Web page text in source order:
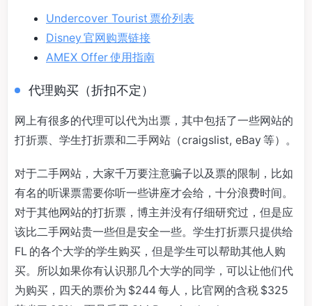
Undercover Tourist 票价列表
Disney 官网购票链接
AMEX Offer 使用指南
代理购买（折扣不定）
网上有很多的代理可以代为出票，其中包括了一些网站的
打折票、学生打折票和二手网站（craigslist, eBay 等）。
对于二手网站，大家千万要注意骗子以及票的限制，比如
有名的听课票需要你听一些讲座才会给，十分浪费时间。
对于其他网站的打折票，博主并没有仔细研究过，但是应
该比二手网站贵一些但是安全一些。学生打折票只提供给
FL 的各个大学的学生购买，但是学生可以帮助其他人购
买。所以如果你有认识那几个大学的同学，可以让他们代
为购买，四天的票价为 $244 每人，比官网的含税 $325